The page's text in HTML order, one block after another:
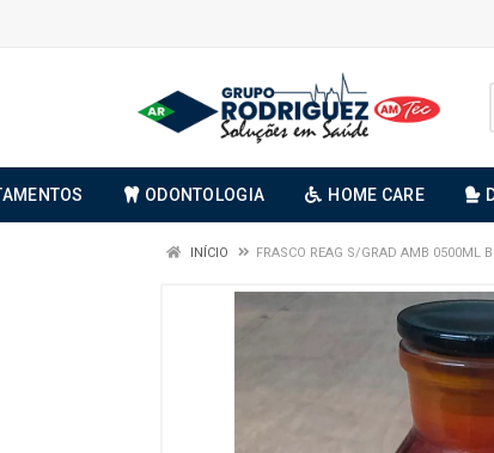
ODONTOLOGIA HOME CARE
INÍCIO FRASCO REAG S/GRAD AMB 0500ML